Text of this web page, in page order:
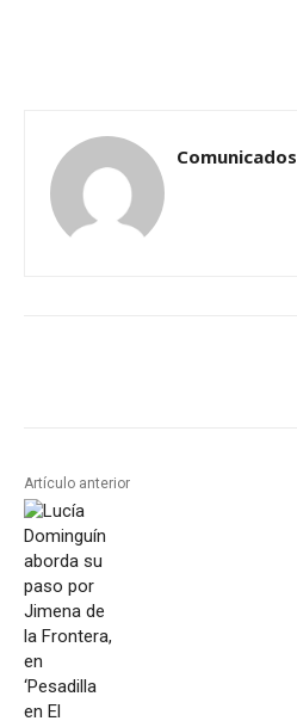
Comunicados
Artículo anterior